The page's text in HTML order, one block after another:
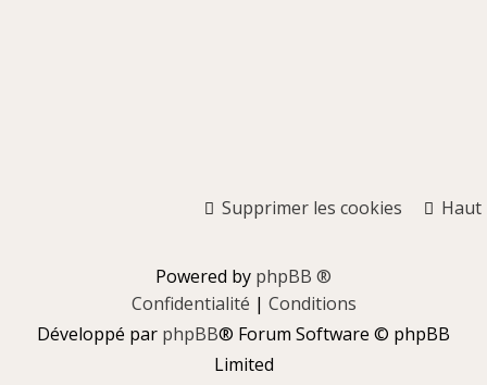
Haut
Supprimer les cookies
Powered by phpBB ®
Confidentialité | Conditions
Développé par phpBB® Forum Software © phpBB
Limited